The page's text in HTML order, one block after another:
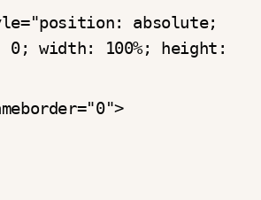
absolute;
width: 100%; height: